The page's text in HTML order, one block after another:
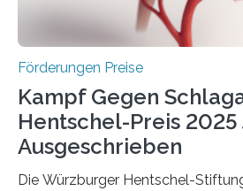
Überplanmäßige
Förderungen Preise
Kampf Gegen
Hentschel-Preis 2025
Ausgeschrieben
Die Würzburger Hentschel-